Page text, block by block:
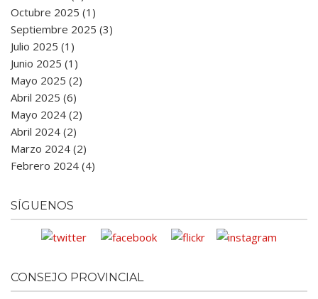
Octubre 2025 (1)
Septiembre 2025 (3)
Julio 2025 (1)
Junio 2025 (1)
Mayo 2025 (2)
Abril 2025 (6)
Mayo 2024 (2)
Abril 2024 (2)
Marzo 2024 (2)
Febrero 2024 (4)
SÍGUENOS
CONSEJO PROVINCIAL